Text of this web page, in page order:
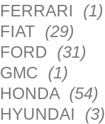
FERRARI (1)
FIAT (29)
FORD (31)
GMC (1)
HONDA (54)
HYUNDAI (3)